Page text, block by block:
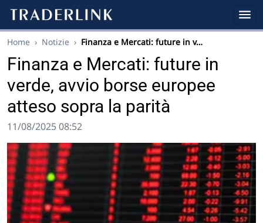
Home › Notizie › Finanza e Mercati: future in v…
Finanza e Mercati: future in
verde, avvio borse europee
atteso sopra la parità
11/08/2025 08:52